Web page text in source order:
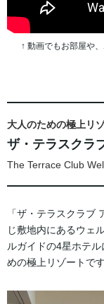
↑ 動画でもお部屋や
大人のための極上リ
ザ・テラスクラ
The Terrace Club
「ザ・テラスクラブ
じ敷地内にあるウェ
ルガイドの4星ホテ
めの極上リゾートです